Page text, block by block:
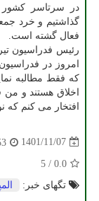
در سرتاسر کشور
گذاشتیم و خرد
فعال گشته است.
امروز در
که فقط مطالبه
اخلاق هستند و من
افتخار می کنم که
1401/11/07
0.0
/
5
تگهای خبر: